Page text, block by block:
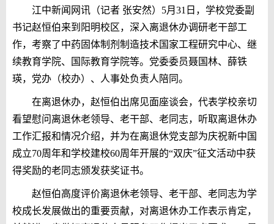
江中新闻网讯（记者 张安然）5月31日，学校党委副
书记赵恒伯来到阳明校区，深入离退休办调研老干部工
作，考察了中药固体制剂制造技术国家工程研究中心、继
续教育学院、国际教育学院等。党委委员聂国林、薛铁
瑛，党办（校办）、人事处负责人陪同。
在离退休办，赵恒伯出席见面座谈会，代表学校亲切
看望慰问离退休老领导、老干部、老同志，听取离退休办
工作汇报和情况介绍，并为在离退休党支部为庆祝新中国
成立70周年和学校建校60周年开展的“双庆”征文活动中获
得奖励的老同志颁发获奖证书。
赵恒伯高度评价离退休老领导、老干部、老同志为学
校成长发展做出的重要贡献，对离退休办工作表示肯定，